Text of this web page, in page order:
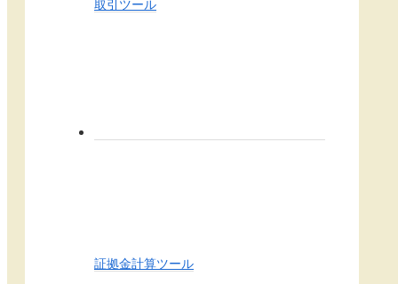
取引ツール
証拠金計算ツール